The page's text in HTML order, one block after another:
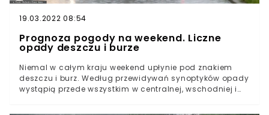
19.03.2022 08:54
Prognoza pogody na weekend. Liczne
opady deszczu i burze
Niemal w całym kraju weekend upłynie pod znakiem
deszczu i burz. Według przewidywań synoptyków opady
wystąpią przede wszystkim w centralnej, wschodniej i